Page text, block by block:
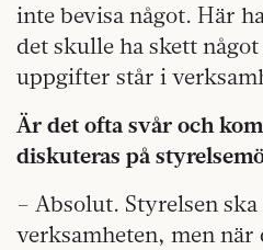
inte bevisa något. Här
det skulle ha skett
uppgifter står i
Är det ofta svår och
diskuteras på
– Absolut. Styrelsen
verksamheten, men när